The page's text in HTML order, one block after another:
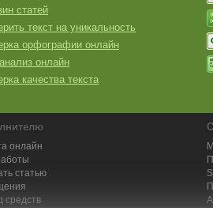
статей
текст на уникальность
орфографии онлайн
онлайн
качества текста
онлайн
статью
средств